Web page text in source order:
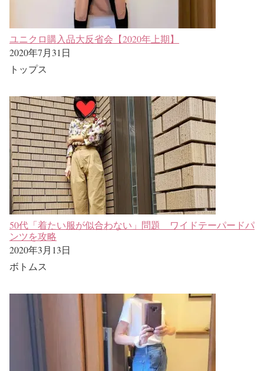
ユニクロ購入品大反省会【2020年上期】
2020年7月31日
トップス
50代「着たい服が似合わない」問題 ワイドテーパードパ
ンツを攻略
2020年3月13日
ボトムス